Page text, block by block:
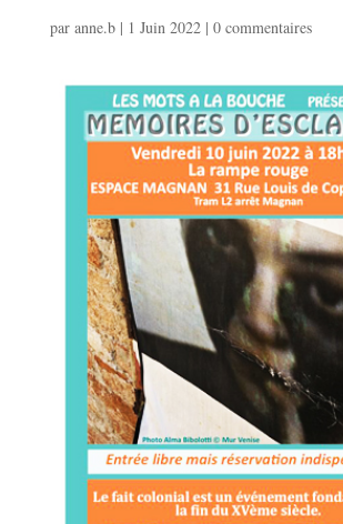
par anne.b| 1 Juin 2022| 0 commentaires